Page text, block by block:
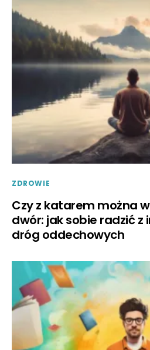
ZDROWIE
Czy z katarem można
dwór: jak sobie radzić
dróg oddechowych